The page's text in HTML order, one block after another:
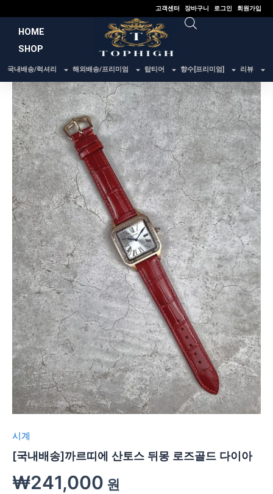
건
너
고객센터 장바구니 로그인 회원가입
HOME
SHOP
국내배송/럭셔리 해외배송/프리미엄 탑티어 향수[프리미엄] 리뷰
시계
[국내배송]까르띠에 산토스 뒤몽 로즈골드 다이아
₩241,000 원